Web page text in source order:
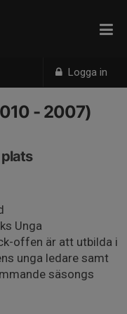
Logga in
- 2007)
Unga
offen är att utbilda i
unga ledare samt
säsongs